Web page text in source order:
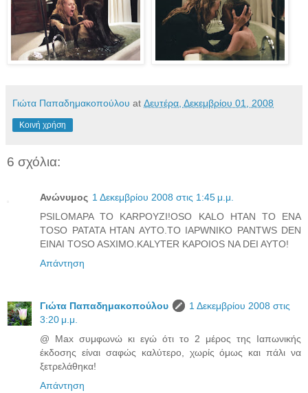
Γιώτα Παπαδημακοπούλου at Δευτέρα, Δεκεμβρίου 01, 2008
Κοινή χρήση
6 σχόλια:
Ανώνυμος 1 Δεκεμβρίου 2008 στις 1:45 μ.μ.
PSILOMAPA TO KARPOYZI!OSO KALO HTAN TO ENA
TOSO PATATA HTAN AYTO.TO IAPWNIKO PANTWS DEN
EINAI TOSO ASXIMO.KALYTER KAPOIOS NA DEI AYTO!
Απάντηση
Γιώτα Παπαδημακοπούλου
1 Δεκεμβρίου 2008 στις
3:20 μ.μ.
@ Max συμφωνώ κι εγώ ότι το 2 μέρος της Ιαπωνικής
έκδοσης είναι σαφώς καλύτερο, χωρίς όμως και πάλι να
ξετρελάθηκα!
Απάντηση